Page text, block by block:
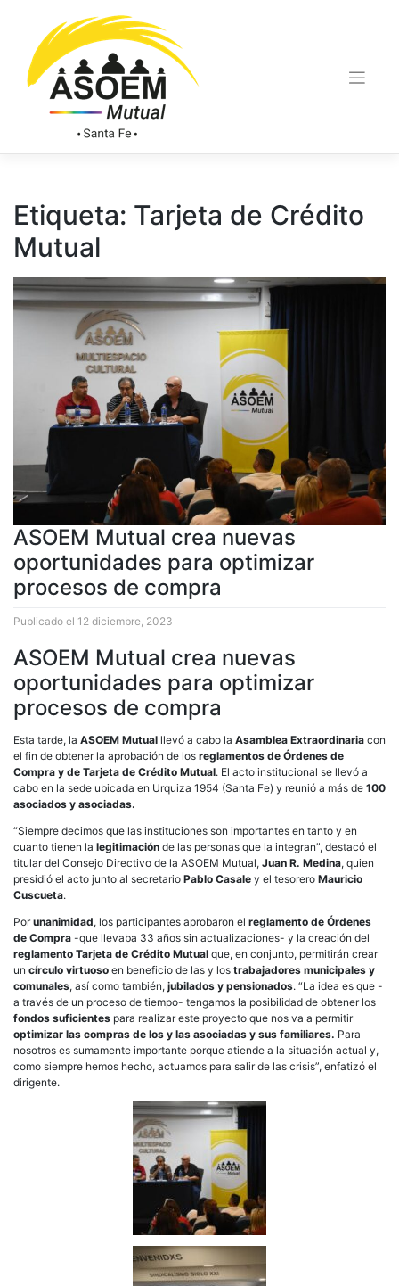
Etiqueta: Tarjeta de Crédito
Mutual
ASOEM Mutual crea nuevas
oportunidades para optimizar
procesos de compra
Publicado el 12 diciembre, 2023
ASOEM Mutual crea nuevas
oportunidades para optimizar
procesos de compra
Esta tarde, la ASOEM Mutual llevó a cabo la Asamblea Extraordinaria con
el fin de obtener la aprobación de los reglamentos de Órdenes de
Compra y de Tarjeta de Crédito Mutual. El acto institucional se llevó a
cabo en la sede ubicada en Urquiza 1954 (Santa Fe) y reunió a más de 100
asociados y asociadas.
“Siempre decimos que las instituciones son importantes en tanto y en
cuanto tienen la legitimación de las personas que la integran”, destacó el
titular del Consejo Directivo de la ASOEM Mutual, Juan R. Medina, quien
presidió el acto junto al secretario Pablo Casale y el tesorero Mauricio
Cuscueta.
Porunanimidad, los participantes aprobaron el reglamento de Órdenes
de Compra -que llevaba 33 años sin actualizaciones- y la creación del
reglamento Tarjeta de Crédito Mutual que, en conjunto, permitirán crear
un círculo virtuoso en beneficio de las y los trabajadores municipales y
comunales, así como también, jubilados y pensionados. “La idea es que -
a través de un proceso de tiempo- tengamos la posibilidad de obtener los
fondos suficientes para realizar este proyecto que nos va a permitir
optimizar las compras de los y las asociadas y sus familiares. Para
nosotros es sumamente importante porque atiende a la situación actual y,
como siempre hemos hecho, actuamos para salir de las crisis”, enfatizó el
dirigente.